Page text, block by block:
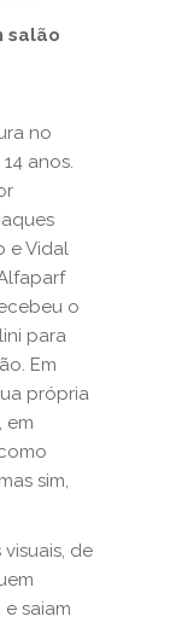
salão
no
anos.
e Vidal
o
para
Em
própria
em
sim,
de
saiam